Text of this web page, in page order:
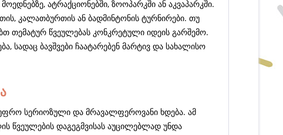
ატრაქციონებში, ზოოპარკში ან აკვაპარკში.
კალათბურთის ან ბადმინტონის ტურნირები. თუ
თემატურ წვეულებას კონკრეტული იდეის გარშემო.
სადაც ბავშვები ჩაატარებენ მარტივ და სახალისო
უფრო სერიოზული და მრავალფეროვანი ხდება. ამ
წვეულების დაგეგმვისას აუცილებლად უნდა